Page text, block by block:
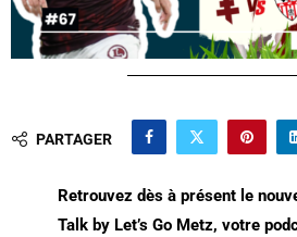
PARTAGER
Retrouvez dès à présent le
Talk by Let’s Go Metz, votre